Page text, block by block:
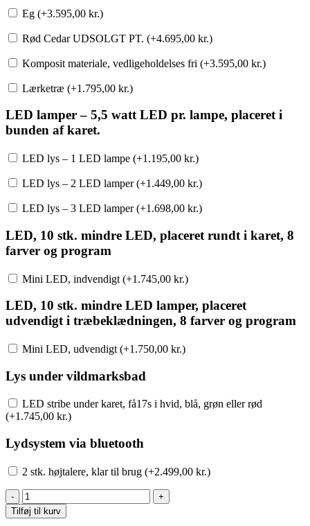
Eg (+3.595,00 kr.)
Rød Cedar UDSOLGT PT. (+4.695,00 kr.)
Komposit materiale, vedligeholdelses fri (+3.595,00 kr.)
Lærketræ (+1.795,00 kr.)
LED lamper – 5,5 watt LED pr. lampe, placeret i
bunden af karet.
LED lys – 1 LED lampe (+1.195,00 kr.)
LED lys – 2 LED lamper (+1.449,00 kr.)
LED lys – 3 LED lamper (+1.698,00 kr.)
LED, 10 stk. mindre LED, placeret rundt i karet, 8
farver og program
Mini LED, indvendigt (+1.745,00 kr.)
LED, 10 stk. mindre LED lamper, placeret
udvendigt i træbeklædningen, 8 farver og program
Mini LED, udvendigt (+1.750,00 kr.)
Lys under vildmarksbad
LED stribe under karet, få17s i hvid, blå, grøn eller rød
(+1.745,00 kr.)
Lydsystem via bluetooth
2 stk. højtalere, klar til brug (+2.499,00 kr.)
Akryl
med
Ekstern
Tilføj til kurv